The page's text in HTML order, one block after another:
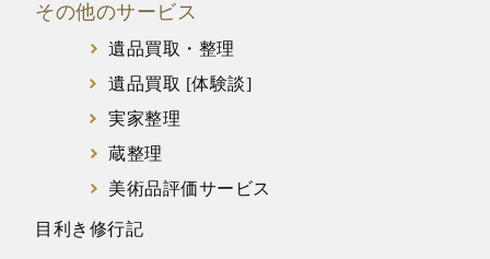
その他のサービス
遺品買取・整理
遺品買取 [体験談]
実家整理
蔵整理
美術品評価サービス
目利き修行記